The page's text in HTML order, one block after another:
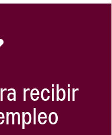
recibir